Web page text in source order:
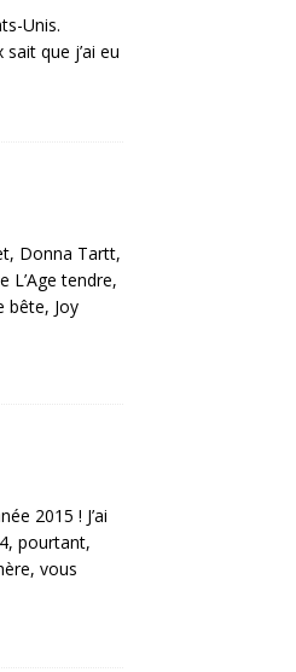
Unis.
que j’ai eu
Donna Tartt,
L’Age tendre,
bête, Joy
2015 ! J’ai
pourtant,
vous